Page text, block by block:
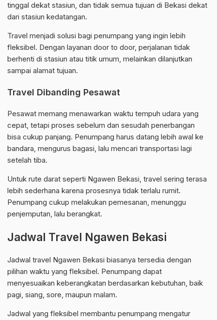
tinggal dekat stasiun, dan tidak semua tujuan di Bekasi dekat
dari stasiun kedatangan.
Travel menjadi solusi bagi penumpang yang ingin lebih
fleksibel. Dengan layanan door to door, perjalanan tidak
berhenti di stasiun atau titik umum, melainkan dilanjutkan
sampai alamat tujuan.
Travel Dibanding Pesawat
Pesawat memang menawarkan waktu tempuh udara yang
cepat, tetapi proses sebelum dan sesudah penerbangan
bisa cukup panjang. Penumpang harus datang lebih awal ke
bandara, mengurus bagasi, lalu mencari transportasi lagi
setelah tiba.
Untuk rute darat seperti Ngawen Bekasi, travel sering terasa
lebih sederhana karena prosesnya tidak terlalu rumit.
Penumpang cukup melakukan pemesanan, menunggu
penjemputan, lalu berangkat.
Jadwal Travel Ngawen Bekasi
Jadwal travel Ngawen Bekasi biasanya tersedia dengan
pilihan waktu yang fleksibel. Penumpang dapat
menyesuaikan keberangkatan berdasarkan kebutuhan, baik
pagi, siang, sore, maupun malam.
Jadwal yang fleksibel membantu penumpang mengatur